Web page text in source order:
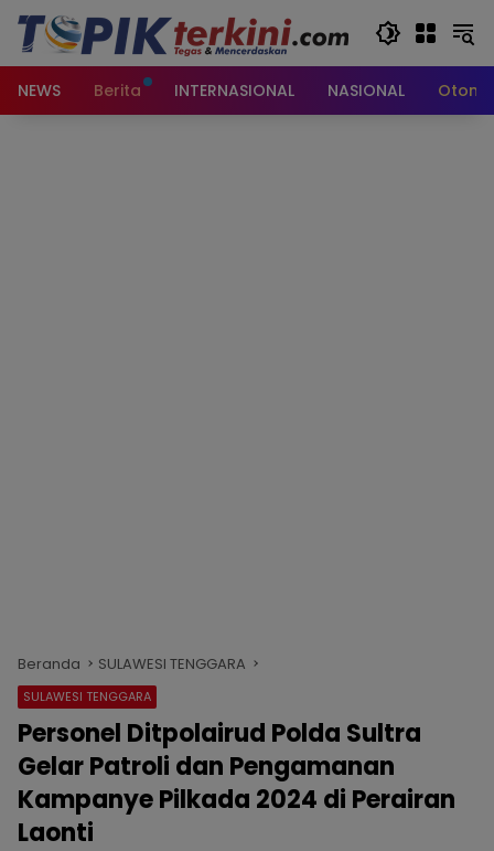
Langsung
konten
NEWS
Berita INTERNASIONAL NASIONAL
Beranda SULAWESI TENGGARA
SULAWESI TENGGARA
Personel Ditpolairud Polda Sultra
Gelar Patroli dan Pengamanan
Kampanye Pilkada 2024 di Perairan
Laonti